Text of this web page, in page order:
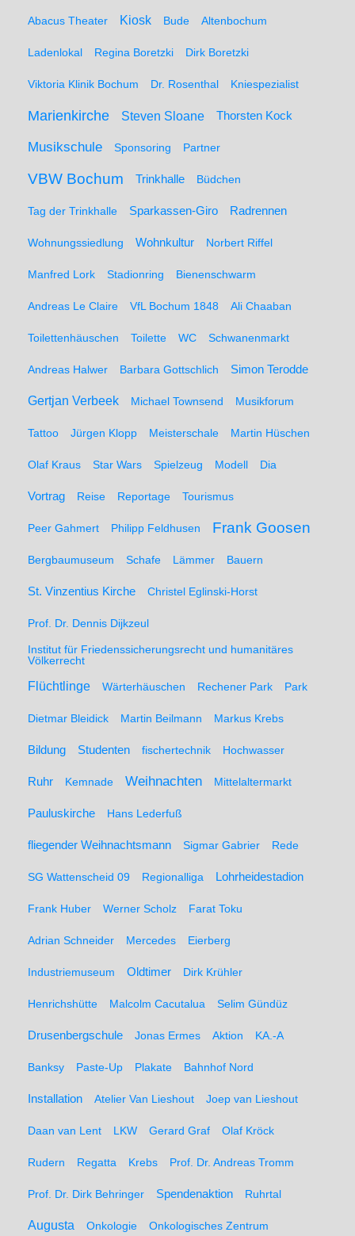
Abacus Theater Kiosk Bude Altenbochum
Ladenlokal Regina Boretzki Dirk Boretzki
Viktoria Klinik Bochum Dr. Rosenthal Kniespezialist
Marienkirche Steven Sloane Thorsten Kock
Musikschule Sponsoring Partner
VBW Bochum Trinkhalle Büdchen
Tag der Trinkhalle Sparkassen-Giro Radrennen
Wohnungssiedlung Wohnkultur Norbert Riffel
Manfred Lork Stadionring Bienenschwarm
Andreas Le Claire VfL Bochum 1848 Ali Chaaban
Toilettenhäuschen Toilette WC Schwanenmarkt
Andreas Halwer Barbara Gottschlich Simon Terodde
Gertjan Verbeek Michael Townsend Musikforum
Tattoo Jürgen Klopp Meisterschale Martin Hüschen
Olaf Kraus Star Wars Spielzeug Modell Dia
Vortrag Reise Reportage Tourismus
Peer Gahmert Philipp Feldhusen Frank Goosen
Bergbaumuseum Schafe Lämmer Bauern
St. Vinzentius Kirche Christel Eglinski-Horst
Prof. Dr. Dennis Dijkzeul
Institut für Friedenssicherungsrecht und humanitäres
Völkerrecht
Flüchtlinge Wärterhäuschen Rechener Park Park
Dietmar Bleidick Martin Beilmann Markus Krebs
Bildung Studenten fischertechnik Hochwasser
Ruhr Kemnade Weihnachten Mittelaltermarkt
Pauluskirche Hans Lederfuß
fliegender Weihnachtsmann Sigmar Gabrier Rede
SG Wattenscheid 09 Regionalliga Lohrheidestadion
Frank Huber Werner Scholz Farat Toku
Adrian Schneider Mercedes Eierberg
Industriemuseum Oldtimer Dirk Krühler
Henrichshütte Malcolm Cacutalua Selim Gündüz
Drusenbergschule Jonas Ermes Aktion KA.-A
Banksy Paste-Up Plakate Bahnhof Nord
Installation Atelier Van Lieshout Joep van Lieshout
Daan van Lent LKW Gerard Graf Olaf Kröck
Rudern Regatta Krebs Prof. Dr. Andreas Tromm
Prof. Dr. Dirk Behringer Spendenaktion Ruhrtal
Augusta Onkologie Onkologisches Zentrum